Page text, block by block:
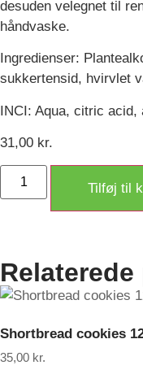
desuden velegnet til
håndvaske.
Ingredienser:
sukkertensid, hvirvlet
INCI: Aqua, citric acid,
31,00 kr.
Tilføj til
Shortbread cookies
35,00 kr.